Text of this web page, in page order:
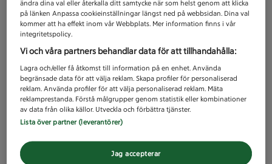
ändra dina val eller återkalla ditt samtycke när som helst genom att klicka
på länken Anpassa cookieinställningar längst ned på webbsidan. Dina val
kommer att ha effekt inom vår Webbplats. Mer information finns i vår
integritetspolicy.
Vi och våra partners behandlar data för att tillhandahålla:
Lagra och/eller få åtkomst till information på en enhet. Använda
begränsade data för att välja reklam. Skapa profiler för personaliserad
reklam. Använda profiler för att välja personaliserad reklam. Mäta
reklamprestanda. Förstå målgrupper genom statistik eller kombinationer
av data från olika källor. Utveckla och förbättra tjänster.
Lista över partner (leverantörer)
Jag accepterar